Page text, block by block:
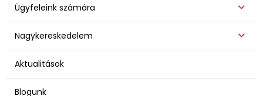
Ügyfeleink számára
Nagykereskedelem
Aktualitások
Blogunk